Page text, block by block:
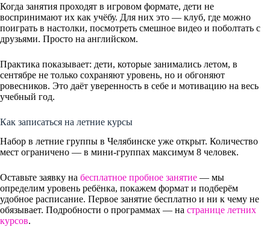
Когда занятия проходят в игровом формате, дети не
воспринимают их как учёбу. Для них это — клуб, где можно
поиграть в настолки, посмотреть смешное видео и поболтать с
друзьями. Просто на английском.
Практика показывает: дети, которые занимались летом, в
сентябре не только сохраняют уровень, но и обгоняют
ровесников. Это даёт уверенность в себе и мотивацию на весь
учебный год.
Как записаться на летние курсы
Набор в летние группы в Челябинске уже открыт. Количество
мест ограничено — в мини-группах максимум 8 человек.
Оставьте заявку на бесплатное пробное занятие — мы
определим уровень ребёнка, покажем формат и подберём
удобное расписание. Первое занятие бесплатно и ни к чему не
обязывает. Подробности о программах — на странице летних
курсов.